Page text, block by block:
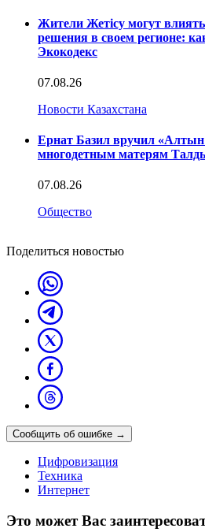
Жители Жетісу могут
решения в своем регионе:
Экокодекс
07.08.26
Новости Казахстана
Ернат Базил вручил
многодетным матерям
07.08.26
Общество
Поделиться новостью
Сообщить об ошибке →
Цифровизация
Техника
Интернет
Это может Вас